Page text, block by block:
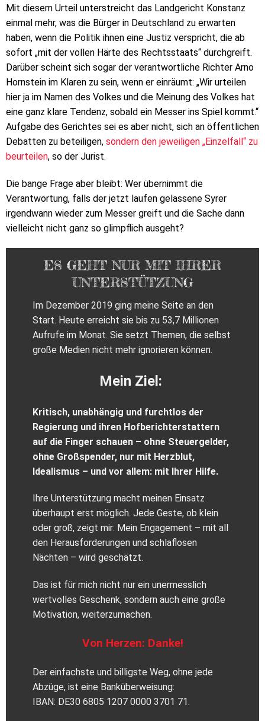
Mit diesem Urteil unterstreicht das Landgericht Konstanz
einmal mehr, was die Bürger in Deutschland zu erwarten
haben, wenn die Politik ihnen eine Justiz verspricht, die ab
sofort „mit der vollen Härte des Rechtsstaats“ durchgreift.
Darüber scheint sich sogar der verantwortliche Richter Arno
Hornstein im Klaren zu sein, wenn er einräumt: „Wir urteilen
hier ja im Namen des Volkes und die Meinung des Volkes hat
eine ganz klare Tendenz, sobald ein Messer ins Spiel kommt.“
Aufgabe des Gerichtes sei es aber nicht, sich an öffentlichen
Debatten zu beteiligen, sondern den jeweiligen „Einzelfall“ zu
beurteilen, so der Jurist.
Die bange Frage aber bleibt: Wer übernimmt die
Verantwortung, falls der jetzt laufen gelassene Syrer
irgendwann wieder zum Messer greift und die Sache dann
vielleicht nicht ganz so glimpflich ausgeht?
ES GEHT NUR MIT IHRER
UNTERSTÜTZUNG
Im Dezember 2019 ging meine Seite an den
Start. Heute erreicht sie bis zu 53,7 Millionen
Aufrufe im Monat. Sie setzt Themen, die selbst
große Medien nicht mehr ignorieren können.
Mein Ziel:
Kritisch, unabhängig und furchtlos der
Regierung und ihren Hofberichterstattern
auf die Finger schauen – ohne Steuergelder,
ohne Großspender, nur mit Herzblut,
Idealismus – und vor allem: mit Ihrer Hilfe.
Ihre Unterstützung macht meinen Einsatz
überhaupt erst möglich. Jede Geste, ob klein
oder groß, zeigt mir: Mein Engagement – mit all
den Herausforderungen und schlaflosen
Nächten – wird geschätzt.
Das ist für mich nicht nur ein unermesslich
wertvolles Geschenk, sondern auch eine große
Motivation, weiterzumachen.
Von Herzen: Danke!
Der einfachste und billigste Weg, ohne jede
Abzüge, ist eine Banküberweisung:
IBAN: DE30 6805 1207 0000 3701 71.